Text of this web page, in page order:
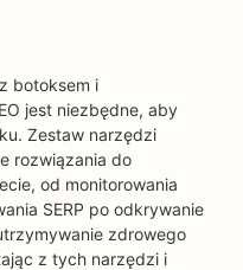
botoksem i
jest niezbędne, aby
Zestaw narzędzi
rozwiązania do
od monitorowania
SERP po odkrywanie
zdrowego
z tych narzędzi i